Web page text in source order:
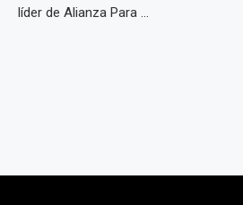
líder de Alianza Para ...